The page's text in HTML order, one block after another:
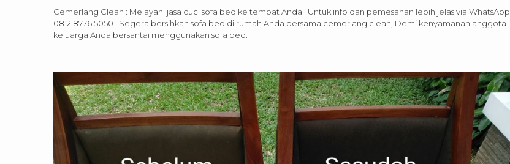
Cemerlang Clean : Melayani jasa cuci sofa bed ke tempat Anda | Untuk info dan pemesanan lebih jelas via WhatsApp.
0812 8776 5050 | Segera bersihkan sofa bed di rumah Anda bersama cemerlang clean, Demi kenyamanan anggota
keluarga Anda bersantai menggunakan sofa bed.